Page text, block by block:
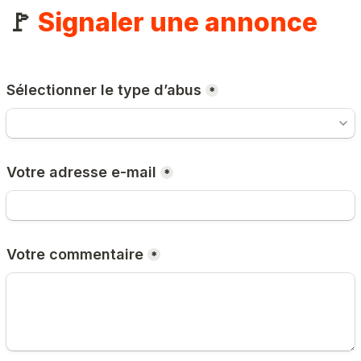
🚩 Signaler une annonce
Sélectionner le type d’abus *
Votre adresse e-mail *
Votre commentaire *